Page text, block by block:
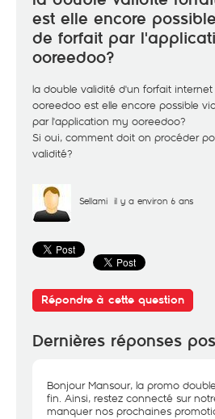
est elle encore
de forfait par
ooreedoo?
la double validité d'un forfait internet
ooreedoo est elle encore possible
par l'application my ooreedoo?
Si oui, comment doit on procéder
validité?
Sellami il y a environ 6 ans
Répondre à cette question
Dernières réponses
Bonjour Mansour, la promo
fin. Ainsi, restez connecté sur
manquer nos prochaines